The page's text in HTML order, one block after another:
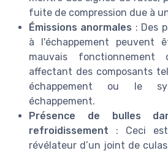
fuite de compression due à
Émissions anormales : Des
à l'échappement peuvent
mauvais fonctionnement
affectant des composants
échappement ou le
échappement.
Présence de bulles
refroidissement : Ceci
révélateur d’un joint de